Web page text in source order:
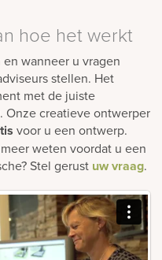
hoe het werkt
wanneer u vragen
stellen. Het
met de juiste
Onze creatieve ontwerper
voor u een ontwerp.
weten voordat u een
Stel gerust uw vraag.